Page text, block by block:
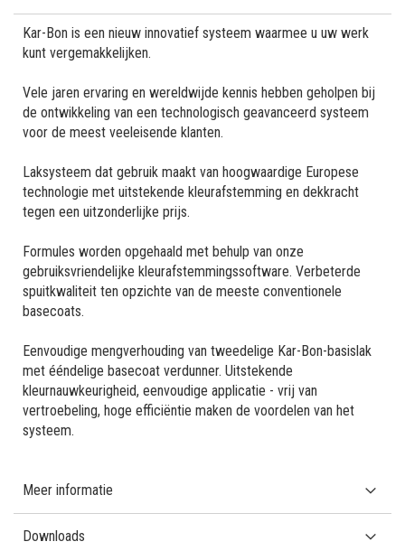
Kar-Bon is een nieuw innovatief systeem waarmee u uw werk
kunt vergemakkelijken.
Vele jaren ervaring en wereldwijde kennis hebben geholpen bij
de ontwikkeling van een technologisch geavanceerd systeem
voor de meest veeleisende klanten.
Laksysteem dat gebruik maakt van hoogwaardige Europese
technologie met uitstekende kleurafstemming en dekkracht
tegen een uitzonderlijke prijs.
Formules worden opgehaald met behulp van onze
gebruiksvriendelijke kleurafstemmingssoftware. Verbeterde
spuitkwaliteit ten opzichte van de meeste conventionele
basecoats.
Eenvoudige mengverhouding van tweedelige Kar-Bon-basislak
met ééndelige basecoat verdunner. Uitstekende
kleurnauwkeurigheid, eenvoudige applicatie - vrij van
vertroebeling, hoge efficiëntie maken de voordelen van het
systeem.
Meer informatie
Downloads